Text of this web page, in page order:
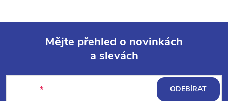
Mějte přehled o novinkách
a slevách
ODEBÍRAT